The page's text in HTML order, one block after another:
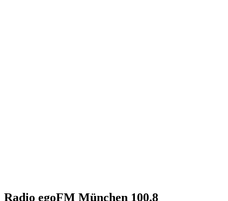
Radio egoFM München 100.8